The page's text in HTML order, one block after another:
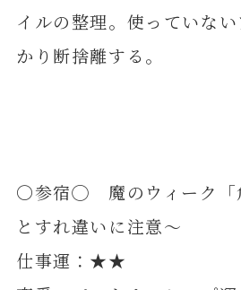
イルの整理。使っていな
かり断捨離する。
〇参宿◯ 魔のウィーク「
とすれ違いに注意～
仕事運：★★